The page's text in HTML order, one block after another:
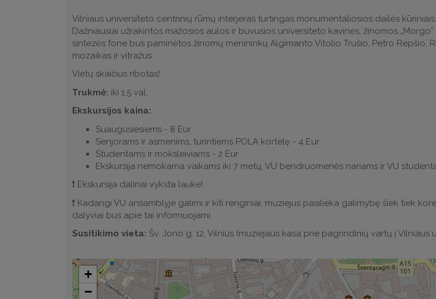
Vilniaus universiteto centrinių rūmų interjeras turtingas monumentaliosios dailės
Dažniausiai užrakintos mažosios aulos ir buvusios universiteto kavinės, žinomos
sintezės fone bus paminėtos žinomų menininkų Algimanto Vitolio Trušio, Petro Repšio,
mozaikas ir vitražus.
Vietų skaičius ribotas!
Trukmė: iki 1,5 val.
Ekskursijos kaina:
Suaugusiesiems - 8 Eur
Senjorams ir asmenims, turintiems POLA kortelę - 4 Eur
Studentams ir moksleiviams - 2 Eur
Ekskursija nemokama vaikams iki 7 metų, VU bendruomenės nariams ir VU
❗️ Ekskursija dalinai vyksta lauke!
❗️ Kadangi VU ansamblyje galimi ir kiti renginiai, muziejus pasilieka galimybę šiek tiek
dalyviai bus apie tai informuojami.
Susitikimo vieta: Šv. Jono g. 12, Vilnius (muziejaus kasa prie pagrindinių vartų į Vilniaus
+
−